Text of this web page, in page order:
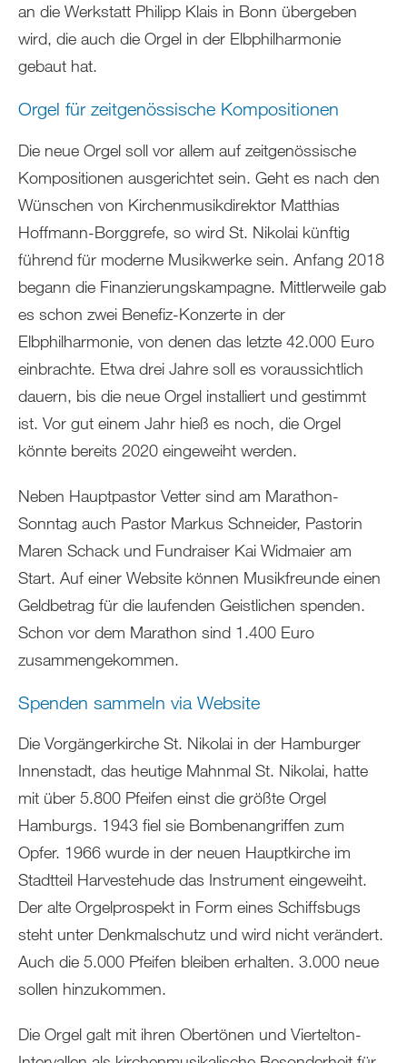
an die Werkstatt Philipp Klais in Bonn übergeben
wird, die auch die Orgel in der Elbphilharmonie
gebaut hat.
Orgel für zeitgenössische Kompositionen
Die neue Orgel soll vor allem auf zeitgenössische
Kompositionen ausgerichtet sein. Geht es nach den
Wünschen von Kirchenmusikdirektor Matthias
Hoffmann-Borggrefe, so wird St. Nikolai künftig
führend für moderne Musikwerke sein. Anfang 2018
begann die Finanzierungskampagne. Mittlerweile gab
es schon zwei Benefiz-Konzerte in der
Elbphilharmonie, von denen das letzte 42.000 Euro
einbrachte. Etwa drei Jahre soll es voraussichtlich
dauern, bis die neue Orgel installiert und gestimmt
ist. Vor gut einem Jahr hieß es noch, die Orgel
könnte bereits 2020 eingeweiht werden.
Neben Hauptpastor Vetter sind am Marathon-
Sonntag auch Pastor Markus Schneider, Pastorin
Maren Schack und Fundraiser Kai Widmaier am
Start. Auf einer Website können Musikfreunde einen
Geldbetrag für die laufenden Geistlichen spenden.
Schon vor dem Marathon sind 1.400 Euro
zusammengekommen.
Spenden sammeln via Website
Die Vorgängerkirche St. Nikolai in der Hamburger
Innenstadt, das heutige Mahnmal St. Nikolai, hatte
mit über 5.800 Pfeifen einst die größte Orgel
Hamburgs. 1943 fiel sie Bombenangriffen zum
Opfer. 1966 wurde in der neuen Hauptkirche im
Stadtteil Harvestehude das Instrument eingeweiht.
Der alte Orgelprospekt in Form eines Schiffsbugs
steht unter Denkmalschutz und wird nicht verändert.
Auch die 5.000 Pfeifen bleiben erhalten. 3.000 neue
sollen hinzukommen.
Die Orgel galt mit ihren Obertönen und Viertelton-